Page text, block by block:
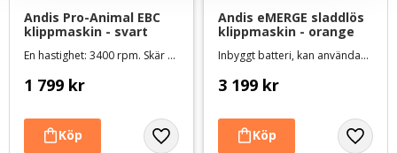
Andis Pro-Animal EBC
klippmaskin - svart
En hastighet: 3400 rpm. Skär #10 ingår
1 799 kr
Andis eMERGE sladdlös
klippmaskin - orange
Inbyggt batteri, kan användas både med och utan sladd. Brett keramiskt skär #30W ingår
3 199 kr